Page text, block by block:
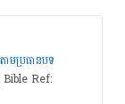
មប្រធានបទ
Bible Ref: